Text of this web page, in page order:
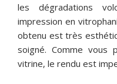
les dégradations
impression en
obtenu est très
soigné. Comme vous
vitrine, le rendu est